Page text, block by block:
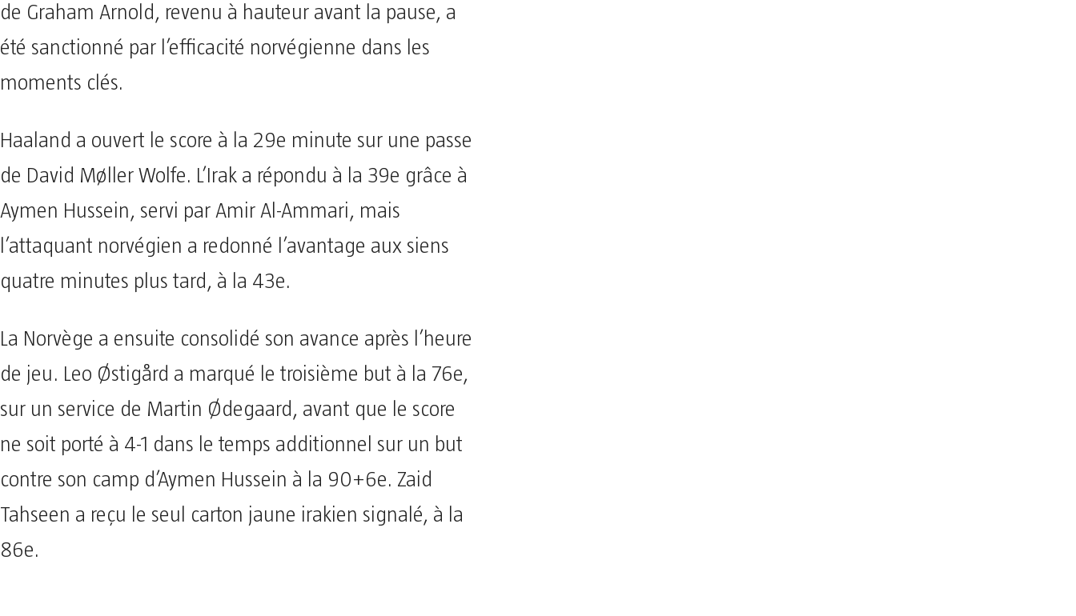
de Graham Arnold, revenu à hauteur avant la pause, a
été sanctionné par l’efficacité norvégienne dans les
moments clés.
Haaland a ouvert le score à la 29e minute sur une passe
de David Møller Wolfe. L’Irak a répondu à la 39e grâce à
Aymen Hussein, servi par Amir Al-Ammari, mais
l’attaquant norvégien a redonné l’avantage aux siens
quatre minutes plus tard, à la 43e.
La Norvège a ensuite consolidé son avance après l’heure
de jeu. Leo Østigård a marqué le troisième but à la 76e,
sur un service de Martin Ødegaard, avant que le score
ne soit porté à 4-1 dans le temps additionnel sur un but
contre son camp d’Aymen Hussein à la 90+6e. Zaid
Tahseen a reçu le seul carton jaune irakien signalé, à la
86e.